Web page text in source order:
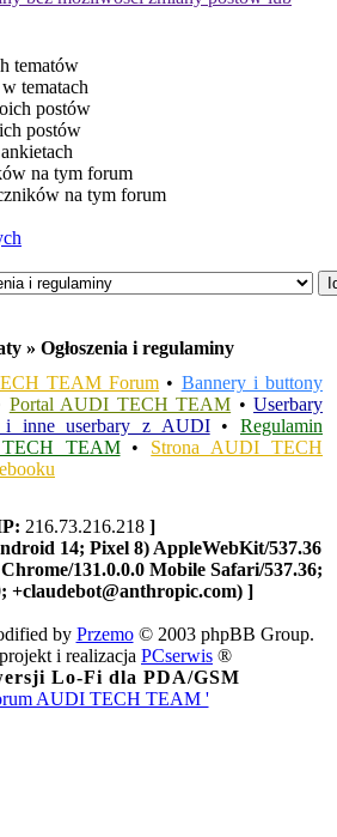
tematów
tematach
postów
postów
na tym forum
na tym forum
» Ogłoszenia i regulaminy
TEAM Forum • Bannery i buttony
Portal AUDI TECH TEAM •Userbary
inne userbary z AUDI•Regulamin
TEAM• Strona AUDI TECH
216.73.216.218 ]
14; Pixel 8) AppleWebKit/537.36
131.0.0.0 Mobile Safari/537.36;
+claudebot@anthropic.com) ]
by Przemo© 2003 phpBB Group.
i realizacja PCserwis ®
Lo-Fi dla PDA/GSM
AUDI TECH TEAM '